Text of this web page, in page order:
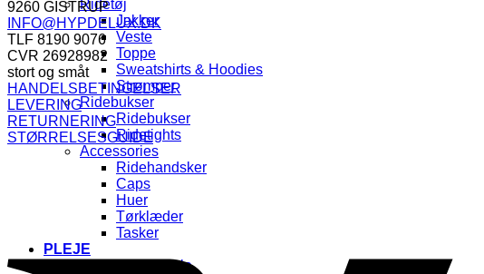
Ridetøj
Jakker
Veste
Toppe
Sweatshirts & Hoodies
Strømper
Ridebukser
Ridebukser
Ridetights
Accessories
Ridehandsker
Caps
Huer
Tørklæder
Tasker
PLEJE
Pels, Man & Hale
349,00 kr..
9260 GISTRUP
INFO@HYPDELUX.DK
TLF 8190 9076
CVR 26928982
stort og småt
HANDELSBETINGELSER
LEVERING
RETURNERING
STØRRELSESGUIDE